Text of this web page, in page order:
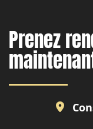
Prenez